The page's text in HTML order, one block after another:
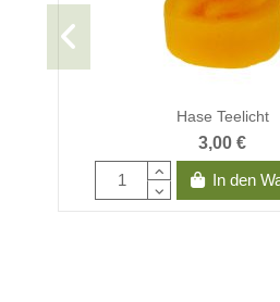
Hase Teelicht
3,00 €
In den